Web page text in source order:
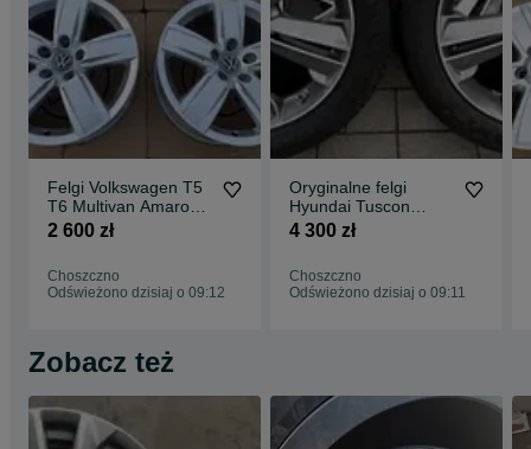
Felgi Volkswagen T5
T6 Multivan Amarok
Man Crafter 18"
2 600 zł
Choszczno
Odświeżono dzisiaj o 09:12
Oryginalne felgi
Hyundai Tuscon
Sportage 5x114.3
4 300 zł
Choszczno
Odświeżono dzisiaj o 09:11
Zobacz też